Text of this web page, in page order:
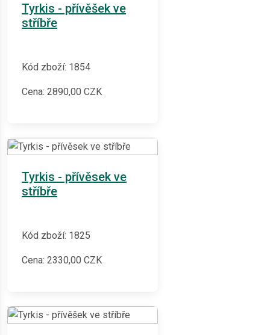
Tyrkis - přívěšek ve
stříbře
Kód zboží: 1854
Cena: 2890,00 CZK
Tyrkis - přívěsek ve
stříbře
Kód zboží: 1825
Cena: 2330,00 CZK